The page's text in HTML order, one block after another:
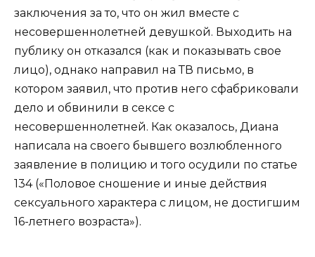
заключения за то, что он жил вместе с
несовершеннолетней девушкой. Выходить на
публику он отказался (как и показывать свое
лицо), однако направил на ТВ письмо, в
котором заявил, что против него сфабриковали
дело и обвинили в сексе с
несовершеннолетней. Как оказалось, Диана
написала на своего бывшего возлюбленного
заявление в полицию и того осудили по статье
134 («Половое сношение и иные действия
сексуального характера с лицом, не достигшим
16-летнего возраста»).